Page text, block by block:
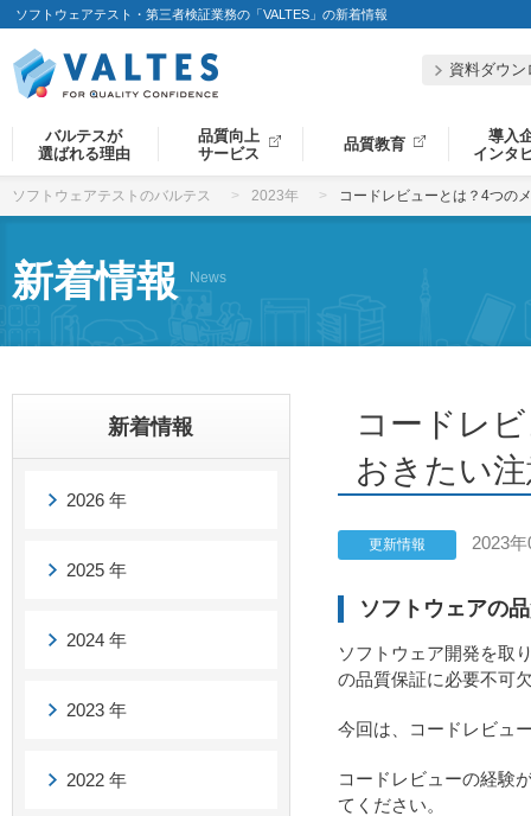
ソフトウェアテスト・第三者検証業務の「VALTES」の新着情報
資料ダウン
バルテスが
選ばれる理由
品質向上
サービス
品質教育
導入
インタ
ソフトウェアテストのバルテス 2023年 コードレビューとは？4つの
新着情報 News
コードレ
おきたい
更新情報 2023
ソフトウェアの
ソフトウェア開発を取
の品質保証に必要不可
今回は、コードレビュ
コードレビューの経験
てください。
新着情報
2026 年
2025 年
2024 年
2023 年
2022 年